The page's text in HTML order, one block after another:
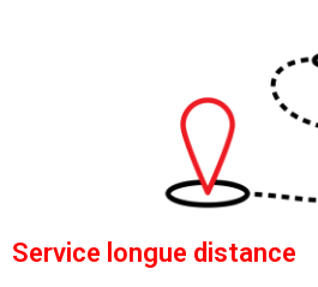
Service longue distance